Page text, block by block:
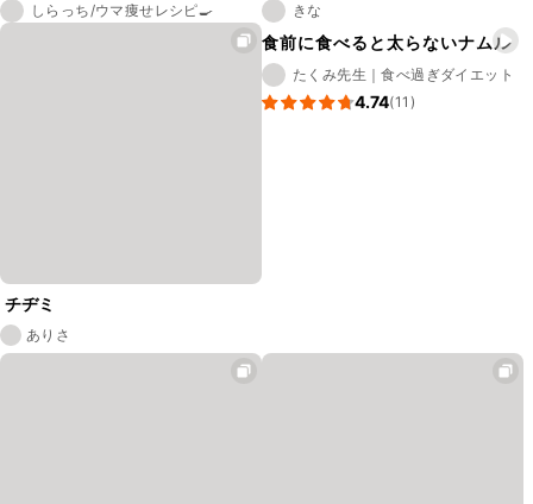
しらっち/ウマ痩せレシピ🍳 きな
チヂミ
ありさ
食前に食べると太らないナムル
たくみ先生｜食べ過ぎダイエット
4.74(11)